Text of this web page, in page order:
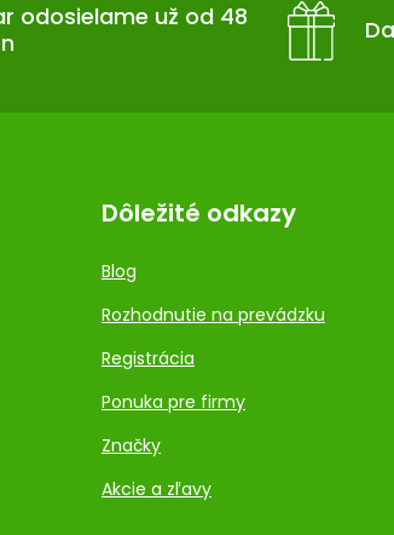
odosielame už od 48
Dôležité odkazy
Blog
Rozhodnutie na prevádzku
Registrácia
Ponuka pre firmy
Značky
Akcie a zľavy